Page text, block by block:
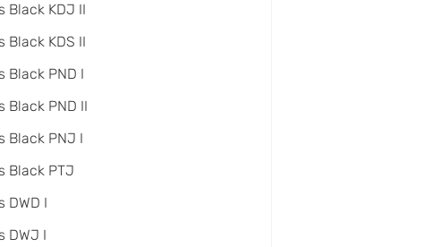
Black KDJ II
Black KDS II
Black PND I
Black PND II
Black PNJ I
Black PTJ
DWD I
DWJ I